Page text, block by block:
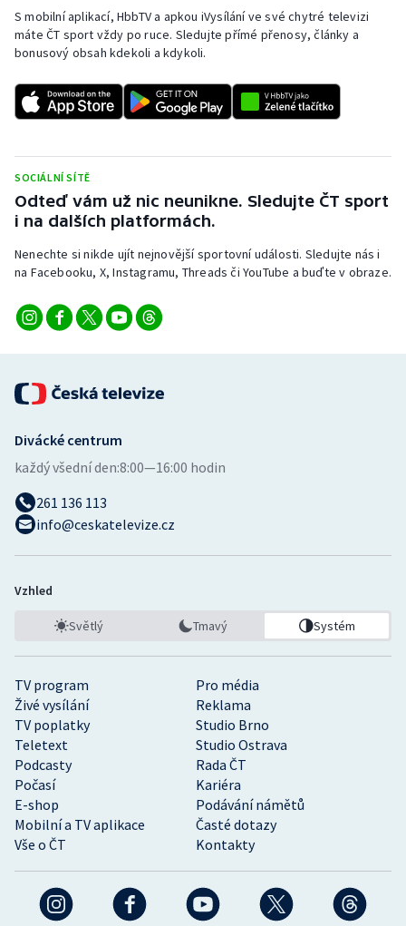
Short track
Sportovní střelba
Triatlon
Veslování
Vodní slalom
Volejbal
S mobilní aplikací, HbbTV a apkou iVysílání ve své chytré televizi
máte ČT sport vždy po ruce. Sledujte přímé přenosy, články a
bonusový obsah kdekoli a kdykoli.
SOCIÁLNÍ SÍTĚ
Odteď vám už nic neunikne. Sledujte ČT sport
i na dalších platformách.
Nenechte si nikde ujít nejnovější sportovní události. Sledujte nás i
na Facebooku, X, Instagramu, Threads či YouTube a buďte v obraze.
TV program
Pro média
Živé vysílání
Reklama
TV poplatky
Studio Brno
Teletext
Studio Ostrava
Podcasty
Rada ČT
Počasí
Kariéra
E-shop
Podávání námětů
Mobilní a TV aplikace
Časté dotazy
Vše o ČT
Kontakty
Divácké centrum
každý všední den:8:00—16:00 hodin
261 136 113
info@ceskatelevize.cz
Vzhled
Světlý Tmavý Systém